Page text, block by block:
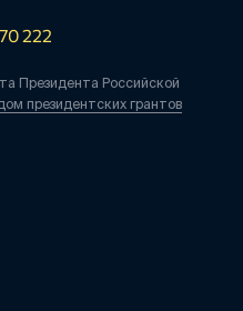
222
Президента Российской
президентских грантов